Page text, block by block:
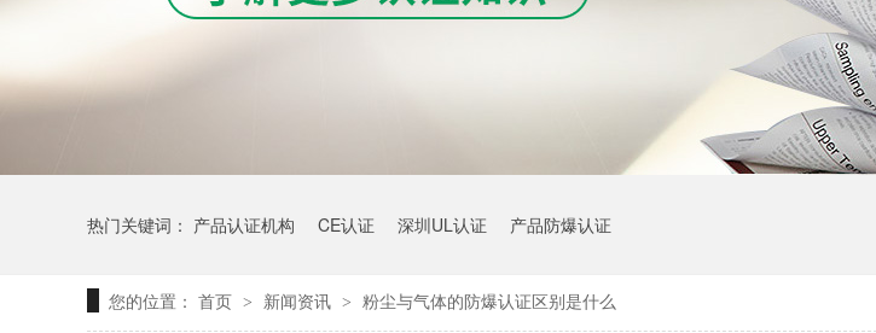
热门关键词： 产品认证机构 CE认证 深圳UL认证 产品防爆认证
您的位置： 首页 > 新闻资讯 > 粉尘与气体的防爆认证区别是什么